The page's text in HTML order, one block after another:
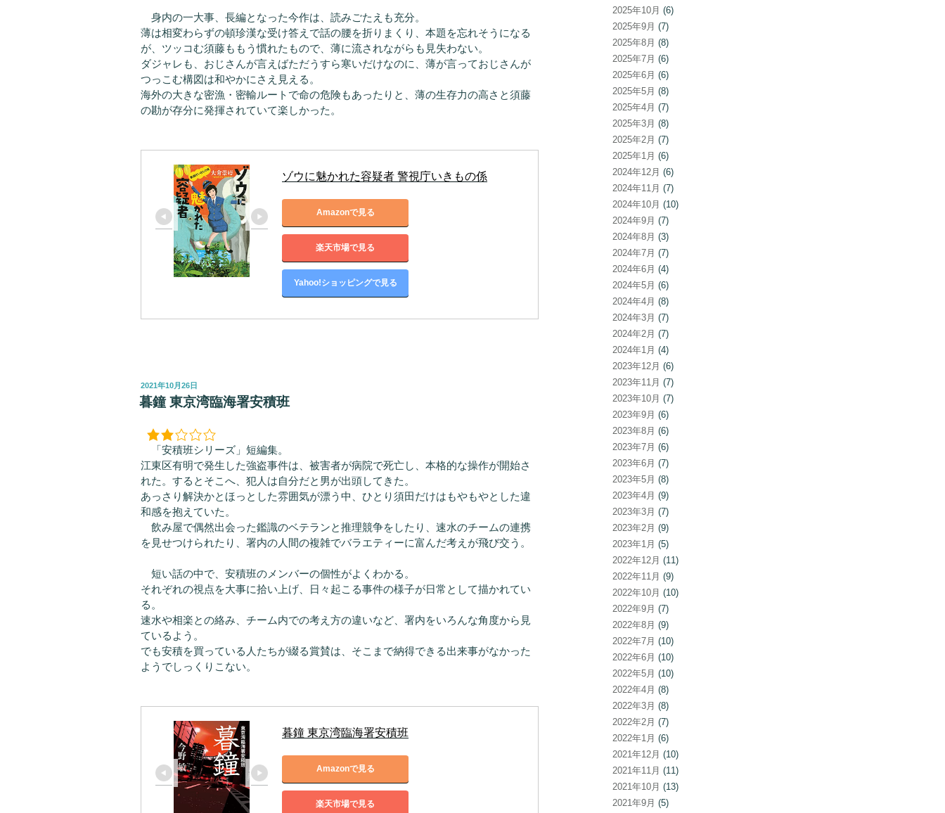
身内の一大事、長編となった今作は、読みごたえも充分。
薄は相変わらずの頓珍漢な受け答えで話の腰を折りまくり、本題を忘れそうになる
が、ツッコむ須藤ももう慣れたもので、薄に流されながらも見失わない。
ダジャレも、おじさんが言えばただうすら寒いだけなのに、薄が言っておじさんが
つっこむ構図は和やかにさえ見える。
海外の大きな密漁・密輸ルートで命の危険もあったりと、薄の生存力の高さと須藤
の勘が存分に発揮されていて楽しかった。
ゾウに魅かれた容疑者 警視庁いきもの係
Amazonで見る
楽天市場で見る
Yahoo!ショッピングで見る
投
稿
日:
2021年10月26日
暮鐘 東京湾臨海署安積班
「安積班シリーズ」短編集。
江東区有明で発生した強盗事件は、被害者が病院で死亡し、本格的な操作が開始さ
れた。するとそこへ、犯人は自分だと男が出頭してきた。
あっさり解決かとほっとした雰囲気が漂う中、ひとり須田だけはもやもやとした違
和感を抱えていた。
飲み屋で偶然出会った鑑識のベテランと推理競争をしたり、速水のチームの連携
を見せつけられたり、署内の人間の複雑でバラエティーに富んだ考えが飛び交う。
短い話の中で、安積班のメンバーの個性がよくわかる。
それぞれの視点を大事に拾い上げ、日々起こる事件の様子が日常として描かれてい
る。
速水や相楽との絡み、チーム内での考え方の違いなど、署内をいろんな角度から見
ているよう。
でも安積を買っている人たちが綴る賞賛は、そこまで納得できる出来事がなかった
ようでしっくりこない。
暮鐘 東京湾臨海署安積班
Amazonで見る
楽天市場で見る
2025年10月 (6)
2025年9月 (7)
2025年8月 (8)
2025年7月 (6)
2025年6月 (6)
2025年5月 (8)
2025年4月 (7)
2025年3月 (8)
2025年2月 (7)
2025年1月 (6)
2024年12月 (6)
2024年11月 (7)
2024年10月 (10)
2024年9月 (7)
2024年8月 (3)
2024年7月 (7)
2024年6月 (4)
2024年5月 (6)
2024年4月 (8)
2024年3月 (7)
2024年2月 (7)
2024年1月 (4)
2023年12月 (6)
2023年11月 (7)
2023年10月 (7)
2023年9月 (6)
2023年8月 (6)
2023年7月 (6)
2023年6月 (7)
2023年5月 (8)
2023年4月 (9)
2023年3月 (7)
2023年2月 (9)
2023年1月 (5)
2022年12月 (11)
2022年11月 (9)
2022年10月 (10)
2022年9月 (7)
2022年8月 (9)
2022年7月 (10)
2022年6月 (10)
2022年5月 (10)
2022年4月 (8)
2022年3月 (8)
2022年2月 (7)
2022年1月 (6)
2021年12月 (10)
2021年11月 (11)
2021年10月 (13)
2021年9月 (5)